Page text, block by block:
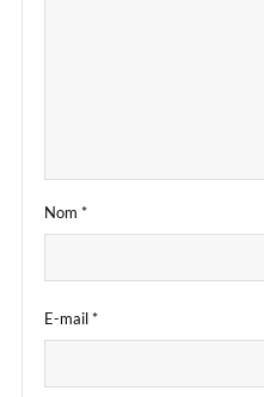
Nom *
E-mail*